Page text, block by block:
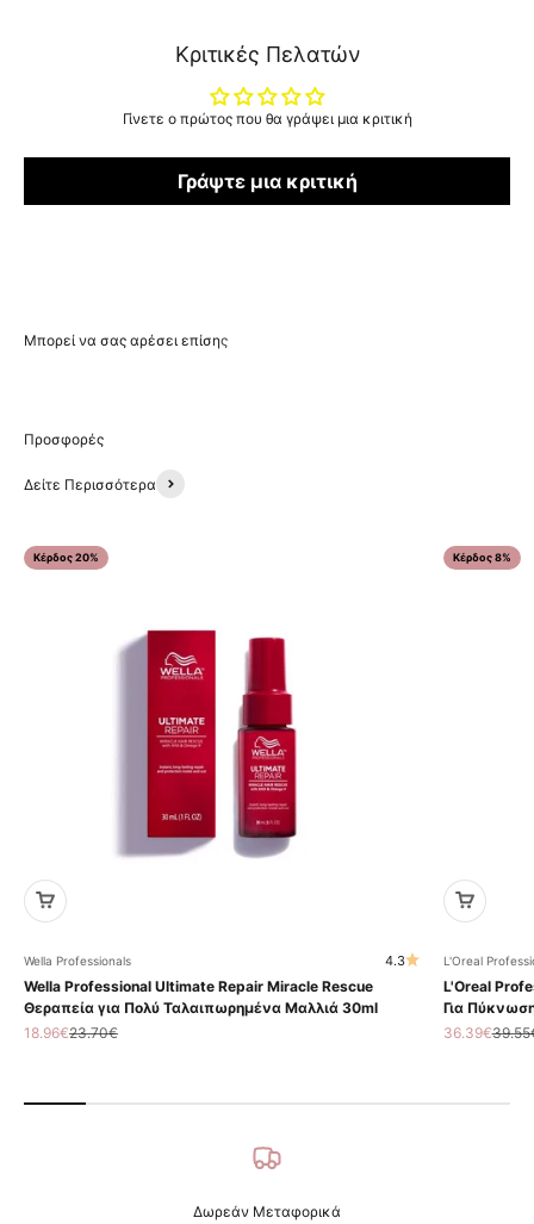
Κριτικές Πελατών
Γίνετε ο πρώτος που θα γράψει μια κριτική
Γράψτε μια κριτική
Δείτε Περισσότερα
Κέρδος 20%
Wella Professionals 4.3
Wella Professional Ultimate Repair Miracle Rescue
Θεραπεία για Πολύ Ταλαιπωρημένα Μαλλιά 30ml
Τιμή πώλησης
18.96€Κανονική τιμή
23.70€
Κέρδος 8%
L'Oreal
L'Oreal
Για
Τιμή
36.39€
Δωρεάν Μεταφορικά